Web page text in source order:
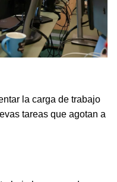
la carga de trabajo
tareas que agotan a